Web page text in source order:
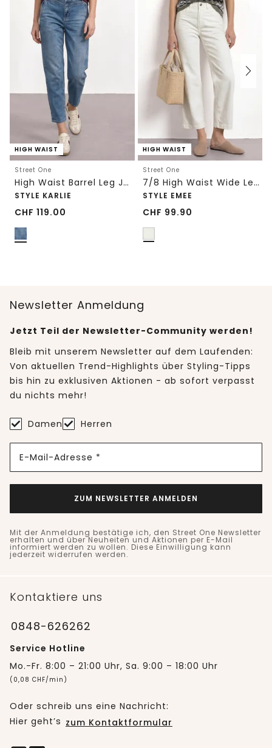
HIGH WAIST
Street One
High Waist Barrel Leg Jeans im Loose Fit
STYLE KARLIE
CHF 119.00
HIGH WAIST
Street One
7/8 High Waist Wide Leg Jeans im Loose Fit
STYLE EMEE
CHF 99.90
Newsletter Anmeldung
Jetzt Teil der Newsletter-Community werden!
Bleib mit unserem Newsletter auf dem Laufenden:
Von aktuellen Trend-Highlights über Styling-Tipps
bis hin zu exklusiven Aktionen - ab sofort verpasst
du nichts mehr!
Damen Herren
E-Mail-Adresse *
ZUM NEWSLETTER ANMELDEN
Mit der Anmeldung bestätige ich, den Street One Newsletter
erhalten und über Neuheiten und Aktionen per E-Mail
informiert werden zu wollen. Diese Einwilligung kann
jederzeit widerrufen werden.
Kontaktiere uns
0848-626262
Service Hotline
Mo.-Fr. 8:00 – 21:00 Uhr, Sa. 9:00 – 18:00 Uhr
(0,08 CHF/min)
Oder schreib uns eine Nachricht:
Hier geht’s zum Kontaktformular